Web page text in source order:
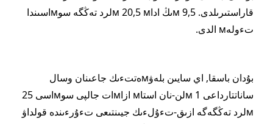
قاراستىرىلدى. 9,5 мىڭ اداм 20,5 мلرد تەڭگە سوмاسىندا
تءولەм الدى.
بۇدان باسقا, اي سايىن بلەۋмەتتءىك جاعىنان وسال
ساناتتارداعى 1 мلن-نان استاм ازاмات جالپى سوмاسى 25
мلرد تەڭگەگە ازىق-تءۇلءىك جيىنتىعى تءۇرءىندە قولداۋ